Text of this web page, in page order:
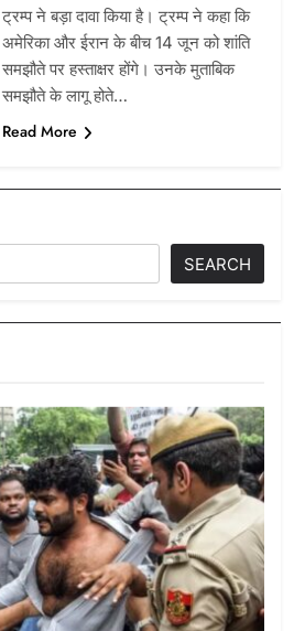
ट्रम्प ने बड़ा दावा किया है। ट्रम्प ने कहा कि
अमेरिका और ईरान के बीच 14 जून को शांति
समझौते पर हस्ताक्षर होंगे। उनके मुताबिक
समझौते के लागू होते…
Read More
SEARCH